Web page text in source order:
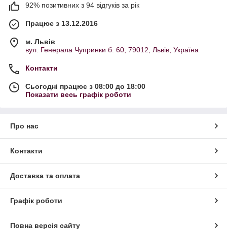
92% позитивних з 94 відгуків за рік
Працює з 13.12.2016
м. Львів
вул. Генерала Чупринки б. 60, 79012, Львів, Україна
Контакти
Сьогодні працює з 08:00 до 18:00
Показати весь графік роботи
Про нас
Контакти
Доставка та оплата
Графік роботи
Повна версія сайту